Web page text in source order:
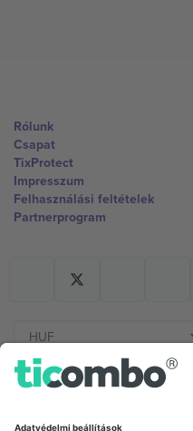
Rólunk
Csapat
TixProtect
Impresszum
Felhasználási feltételek
Partnerprogram